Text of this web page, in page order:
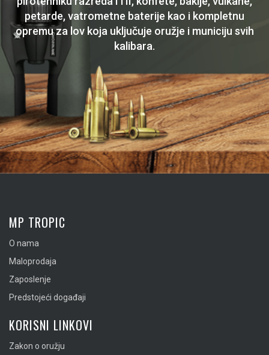
petarde, vatrometne baterije kao i kompletnu
opremu za lov koja uključuje oružje i municiju svih
kalibara.
MP TROPIC
O nama
Maloprodaja
Zaposlenje
Predstojeći događaji
KORISNI LINKOVI
Zakon o oružju